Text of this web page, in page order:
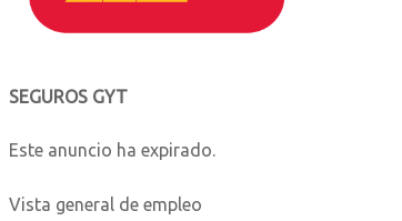
SEGUROS GYT
Este anuncio ha expirado.
Vista general de empleo